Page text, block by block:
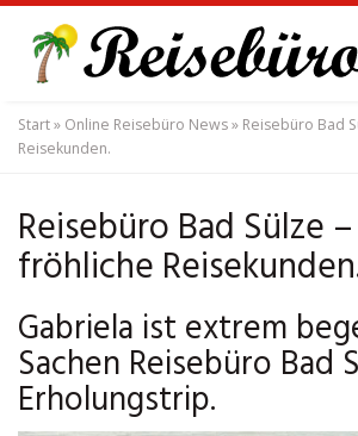
main
content
Start» Online Reisebüro News» Reisebüro Bad
Reisekunden.
Reisebüro Bad Sülze
fröhliche
Gabriela ist extrem
Sachen Reisebüro Bad
Erholungstrip.